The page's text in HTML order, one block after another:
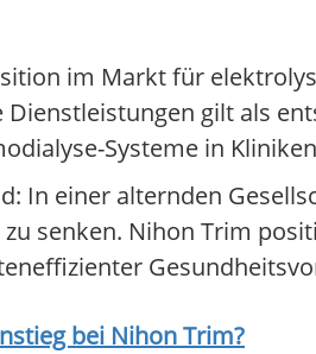
im Markt für
gilt als
Systeme in
In einer alternden
senken. Nihon Trim
bei Nihon Trim?